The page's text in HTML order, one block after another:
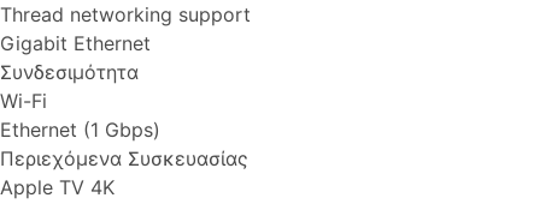
Thread networking support
Gigabit Ethernet
Συνδεσιμότητα
Wi-Fi
Ethernet (1 Gbps)
Περιεχόμενα Συσκευασίας
Apple TV 4K